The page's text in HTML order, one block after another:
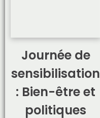
Journée de
sensibilisation
: Bien-être et
politiques